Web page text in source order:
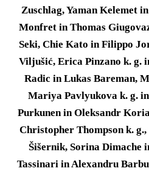
Zuschlag, Yaman Kelemet
Monfret in Thomas
Seki, Chie Kato in Filippo
Viljušić, Erica Pinzano k. g.
Radic in Lukas Bareman,
Mariya Pavlyukova k. g.
Purkunen in Oleksandr
Christopher Thompson k. g.,
Šišernik, Sorina Dimache
Tassinari in Alexandru